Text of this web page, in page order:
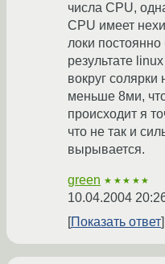
числа CPU,
CPU имеет
локи постоянно
результате
вокруг
меньше 8ми,
происходит я
что не так и
вырывается.
green ★★★★★
10.04.2004
Показать ответ